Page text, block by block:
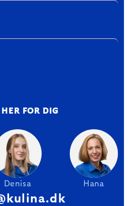
FOR DIG
Denisa Hana